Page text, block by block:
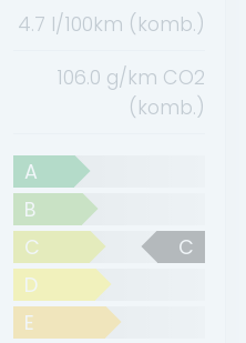
4.7 l/100km (komb.)
106.0 g/km CO2
(komb.)
A
B
C
C
D
E